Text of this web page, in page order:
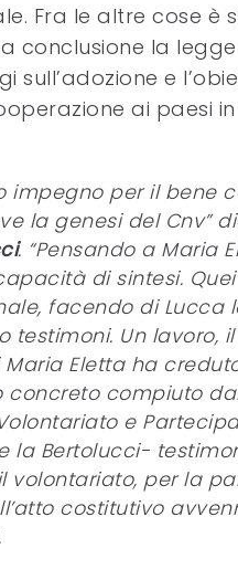
Fra le altre cose è
conclusione la
sull’adozione e
ai paesi
impegno per il bene
la genesi del Cnv”
. “Pensando a Maria
di sintesi.
facendo di
testimoni. Un lavoro,
Eletta ha
concreto compiuto
e
la Bertolucci-
volontariato, per la
costitutivo